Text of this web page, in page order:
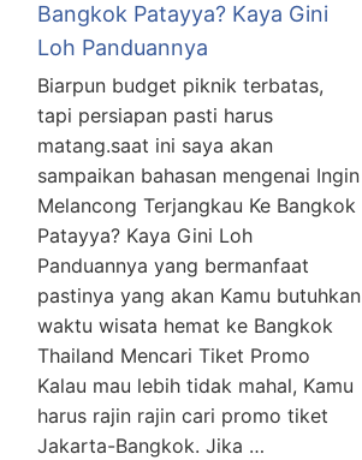
Bangkok Patayya? Kaya Gini
Loh Panduannya
Biarpun budget piknik terbatas,
tapi persiapan pasti harus
matang.saat ini saya akan
sampaikan bahasan mengenai Ingin
Melancong Terjangkau Ke Bangkok
Patayya? Kaya Gini Loh
Panduannya yang bermanfaat
pastinya yang akan Kamu butuhkan
waktu wisata hemat ke Bangkok
Thailand Mencari Tiket Promo
Kalau mau lebih tidak mahal, Kamu
harus rajin rajin cari promo tiket
Jakarta-Bangkok. Jika …